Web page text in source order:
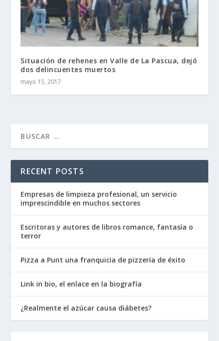
Situación de rehenes en Valle de La Pascua, dejó
dos delincuentes muertos
mayo 15, 2017
RECENT POSTS
Empresas de limpieza profesional, un servicio
imprescindible en muchos sectores
Escritoras y autores de libros romance, fantasía o
terror
Pizza a Punt una franquicia de pizzería de éxito
Link in bio, el enlace en la biografía
¿Realmente el azúcar causa diábetes?